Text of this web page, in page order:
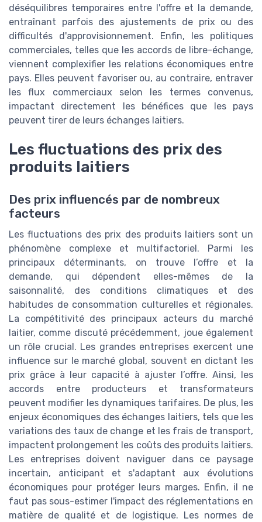
déséquilibres temporaires entre l'offre et la demande,
entraînant parfois des ajustements de prix ou des
difficultés d'approvisionnement. Enfin, les politiques
commerciales, telles que les accords de libre-échange,
viennent complexifier les relations économiques entre
pays. Elles peuvent favoriser ou, au contraire, entraver
les flux commerciaux selon les termes convenus,
impactant directement les bénéfices que les pays
peuvent tirer de leurs échanges laitiers.
Les fluctuations des prix des
produits laitiers
Des prix influencés par de nombreux
facteurs
Les fluctuations des prix des produits laitiers sont un
phénomène complexe et multifactoriel. Parmi les
principaux déterminants, on trouve l’offre et la
demande, qui dépendent elles-mêmes de la
saisonnalité, des conditions climatiques et des
habitudes de consommation culturelles et régionales.
La compétitivité des principaux acteurs du marché
laitier, comme discuté précédemment, joue également
un rôle crucial. Les grandes entreprises exercent une
influence sur le marché global, souvent en dictant les
prix grâce à leur capacité à ajuster l’offre. Ainsi, les
accords entre producteurs et transformateurs
peuvent modifier les dynamiques tarifaires. De plus, les
enjeux économiques des échanges laitiers, tels que les
variations des taux de change et les frais de transport,
impactent prolongement les coûts des produits laitiers.
Les entreprises doivent naviguer dans ce paysage
incertain, anticipant et s'adaptant aux évolutions
économiques pour protéger leurs marges. Enfin, il ne
faut pas sous-estimer l'impact des réglementations en
matière de qualité et de logistique. Les normes de